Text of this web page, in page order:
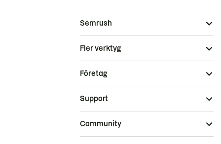
Semrush
Fler verktyg
Företag
Support
Community